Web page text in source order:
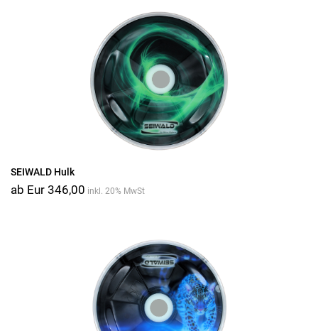
SEIWALD Hulk
ab Eur 346,00 inkl. 20% MwSt